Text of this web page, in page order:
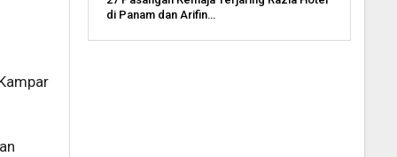
di Panam dan Arifin…